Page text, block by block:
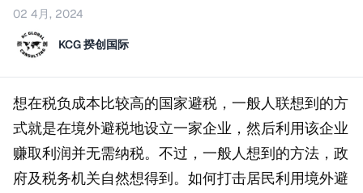
02 4月, 2024
KCG 揆创国际
想在税负成本比较高的国家避税，一般人联想到的方
式就是在境外避税地设立一家企业，然后利用该企业
赚取利润并无需纳税。不过，一般人想到的方法，政
府及税务机关自然想得到。如何打击居民利用境外避